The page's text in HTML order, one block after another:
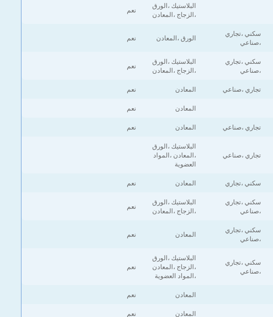
البلاستيك ،الورق
،الزجاج ،المعادن
نعم
سكني ،تجاري
،صناعي
الورق ،المعادن نعم
سكني ،تجاري
،صناعي
البلاستيك ،الورق
،الزجاج ،المعادن
نعم
تجاري ،صناعي المعادن نعم
المعادن نعم
تجاري ،صناعي المعادن نعم
تجاري ،صناعي
البلاستيك ،الورق
،المعادن ،المواد
العضوية
سكني ،تجاري المعادن نعم
سكني ،تجاري
،صناعي
البلاستيك ،الورق
،الزجاج ،المعادن
نعم
سكني ،تجاري
،صناعي
المعادن نعم
سكني ،تجاري
،صناعي
البلاستيك ،الورق
،الزجاج ،المعادن
،المواد العضوية
نعم
المعادن نعم
المعادن نعم